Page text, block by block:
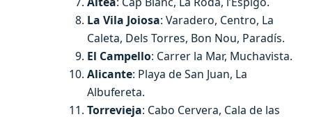
La Vila Joiosa: Varadero, Centro, La
Caleta, Dels Torres, Bon Nou, Paradís.
El Campello: Carrer la Mar, Muchavista.
Alicante: Playa de San Juan, La
Albufereta.
Torrevieja: Cabo Cervera, Cala de las